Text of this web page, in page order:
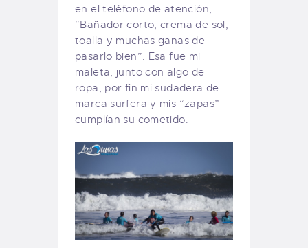
en el teléfono de atención,
“Bañador corto, crema de sol,
toalla y muchas ganas de
pasarlo bien”. Esa fue mi
maleta, junto con algo de
ropa, por fin mi sudadera de
marca surfera y mis “zapas”
cumplían su cometido.